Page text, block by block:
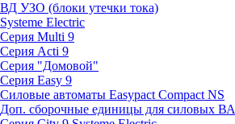
ВД УЗО (блоки утечки тока)
Systeme Electric
Серия Multi 9
Серия Acti 9
Серия "Домовой"
Серия Easy 9
Силовые автоматы Easypact Compact NS
Доп. сборочные единицы для силовых ВА